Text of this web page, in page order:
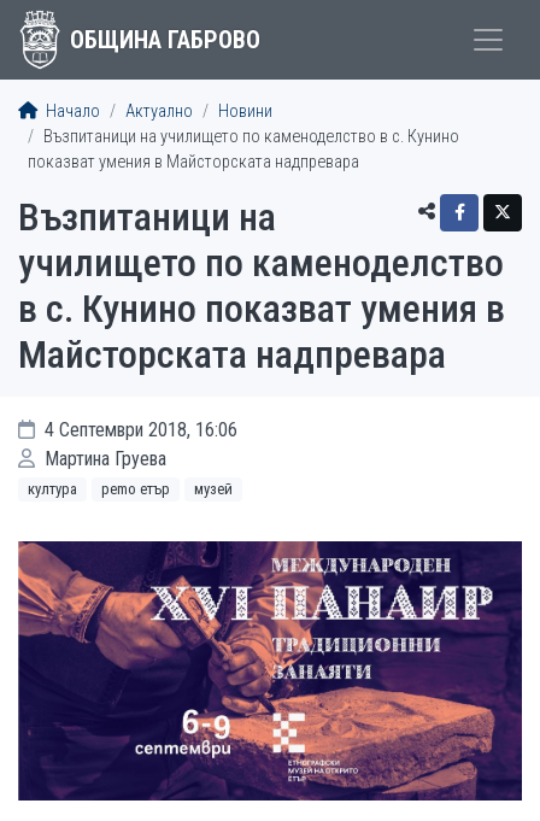
ОБЩИНА ГАБРОВО
Начало Актуално
Новини
Възпитаници на училището по каменоделство в с. Кунино
показват умения в Майсторската надпревара
Възпитаници на
училището по каменоделство
в с. Кунино показват умения в
Майсторската надпревара
4 Септември 2018, 16:06
Мартина Груева
култура рemo етър музей